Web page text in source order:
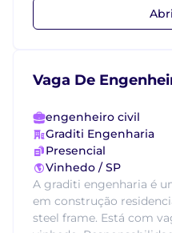
Vaga De
engenheiro civil
Graditi Engenharia
Presencial
Vinhedo / SP
A graditi engenharia é
em construção
steel frame. Está com